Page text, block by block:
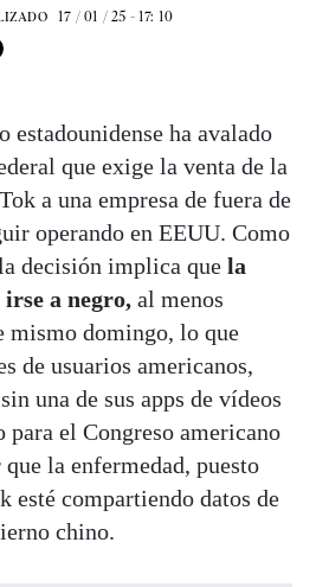
17 / 01 / 25 - 17: 10
estadounidense ha avalado
que exige la venta de la
a una empresa de fuera de
operando en EEUU. Como
decisión implica que la
a negro, al menos
mismo domingo, lo que
de usuarios americanos,
una de sus apps de vídeos
el Congreso americano
la enfermedad, puesto
esté compartiendo datos de
chino.